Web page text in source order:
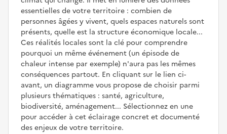
essentielles de votre territoire : combien de
personnes âgées y vivent, quels espaces naturels sont
présents, quelle est la structure économique locale...
Ces réalités locales sont la clé pour comprendre
pourquoi un même événement (un épisode de
chaleur intense par exemple) n'aura pas les mêmes
conséquences partout. En cliquant sur le lien ci-
avant, un diagramme vous propose de choisir parmi
plusieurs thématiques : santé, agriculture,
biodiversité, aménagement... Sélectionnez en une
pour accéder à cet éclairage concret et documenté
des enjeux de votre territoire.